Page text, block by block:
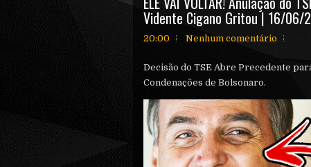
Vidente Cigano Gritou | 16/06/
20:00 Nenhum comentário
Decisão do TSE Abre Precedente
Condenações de Bolsonaro.